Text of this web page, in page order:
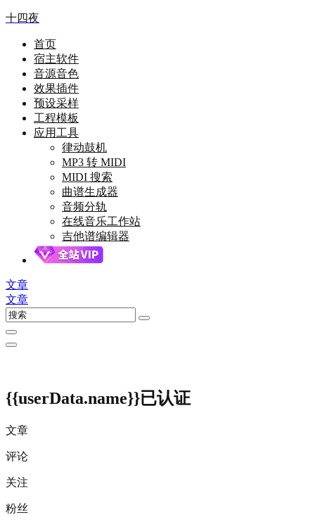
十四夜
首页
宿主软件
音源音色
效果插件
预设采样
工程模板
应用工具
律动鼓机
MP3 转 MIDI
MIDI 搜索
曲谱生成器
音频分轨
在线音乐工作站
吉他谱编辑器
文章
文章
{{userData.name}}已认证
文章
评论
关注
粉丝